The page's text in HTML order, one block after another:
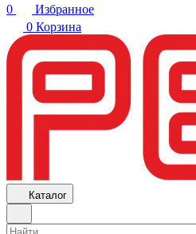
0
Избранное
0 Корзина
Каталог